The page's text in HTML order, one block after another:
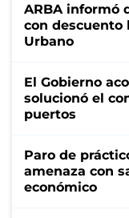
ARBA informó
con descuento
Urbano
El Gobierno
solucionó el
puertos
Paro de
amenaza con
económico